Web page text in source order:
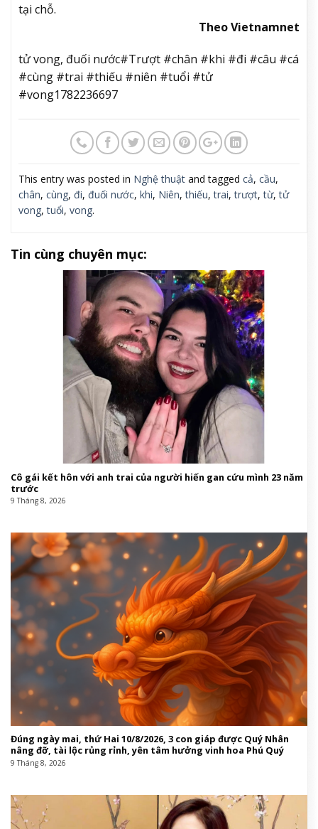
tại chỗ.
Theo Vietnamnet
tử vong, đuối nước#Trượt #chân #khi #đi #câu #cá
#cùng #trai #thiếu #niên #tuổi #tử
#vong1782236697
This entry was posted in Nghệ thuật and tagged cả, cầu,
chân, cùng, đi, đuối nước, khi, Niên,thiếu,trai,trượt,từ,tử
vong,tuổi, vong.
Tin cùng chuyên mục:
Cô gái kết hôn với anh trai của người hiến gan cứu mình 23 năm
trước
9 Tháng 8, 2026
Đúng ngày mai, thứ Hai 10/8/2026, 3 con giáp được Quý Nhân
nâng đỡ, tài lộc rủng rỉnh, yên tâm hưởng vinh hoa Phú Quý
9 Tháng 8, 2026